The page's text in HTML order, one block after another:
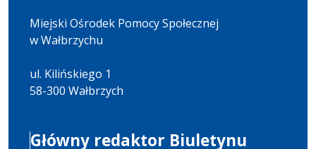
Miejski Ośrodek Pomocy Społecznej
w Wałbrzychu
ul. Kilińskiego 1
58-300 Wałbrzych
Główny redaktor Biuletynu